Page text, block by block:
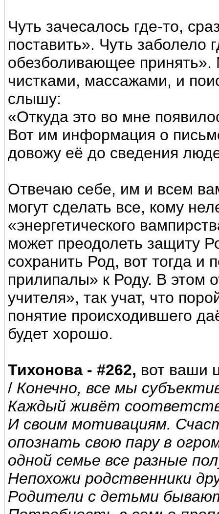
Чуть зачесалось где-то,
поставить». Чуть заболело
обезболивающее
чистками, массажами, и
слышу:
«Откуда это во мне
Вот им информация о
довожу её до сведения
Отвечаю себе, им и всем
могут сделать все, кому
«энергетического
может преодолеть защиту
сохранить Род, вот тогда и
прилипалы» к Роду. В этом
учителя», так учат, что
понятие происходившего
будет хорошо.
Тихонова - #262, вот ваши
/ Конечно, все мы
Каждый живёт
И своим мотивациям.
опознать свою пару в
одной семье все разные
Непохожи родственники
Родители с детьми